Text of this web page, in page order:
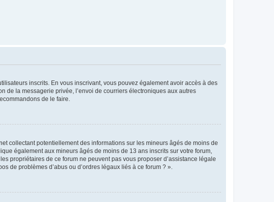
inscrits. En vous inscrivant, vous pouvez également avoir accès à des
de la messagerie privée, l’envoi de courriers électroniques aux autres
de le faire.
collectant potentiellement des informations sur les mineurs âgés de moins de
également aux mineurs âgés de moins de 13 ans inscrits sur votre forum,
propriétaires de ce forum ne peuvent pas vous proposer d’assistance légale
de problèmes d’abus ou d’ordres légaux liés à ce forum ? ».